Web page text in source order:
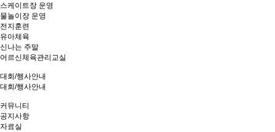
스케이트장 운영
물놀이장 운영
전지훈련
유아체육
신나는 주말
어르신체육관리교실
대회/행사안내
대회/행사안내
커뮤니티
공지사항
자료실